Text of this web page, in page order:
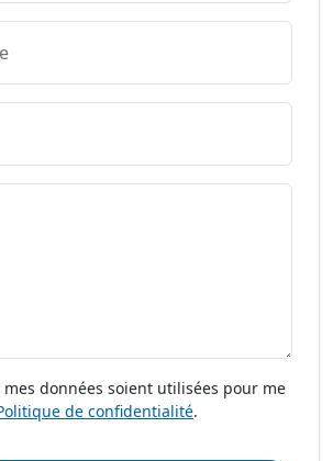
mes données soient utilisées pour me
de confidentialité.